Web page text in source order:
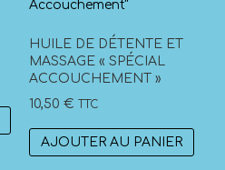
HUILE DE DÉTENTE ET
MASSAGE « SPÉCIAL
ACCOUCHEMENT »
10,50 € TTC
AJOUTER AU PANIER